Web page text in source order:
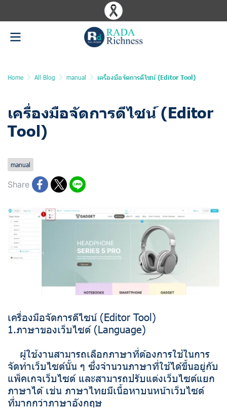
Home All Blog manual เครื่องมือจัดการดีไซน์ (Editor Tool)
เครื่องมือจัดการดีไซน์ (Editor
Tool)
manual
Share
เครื่องมือจัดการดีไซน์ (Editor Tool)
1.ภาษาของเว็บไซต์ (Language)
ผู้ใช้งานสามารถเลือกภาษาที่ต้องการใช้ในการ
จัดทำเว็บไซต์นั้น ๆ ซึ่งจำนวนภาษาที่ใช้ได้ขึ้นอยู่กับ
แพ็คเกจเว็บไซต์ และสามารถปรับแต่งเว็บไซต์แยก
ภาษาได้ เช่น ภาษาไทยมีเนื้อหาบนหน้าเว็บไซต์
ที่มากกว่าภาษาอังกฤษ